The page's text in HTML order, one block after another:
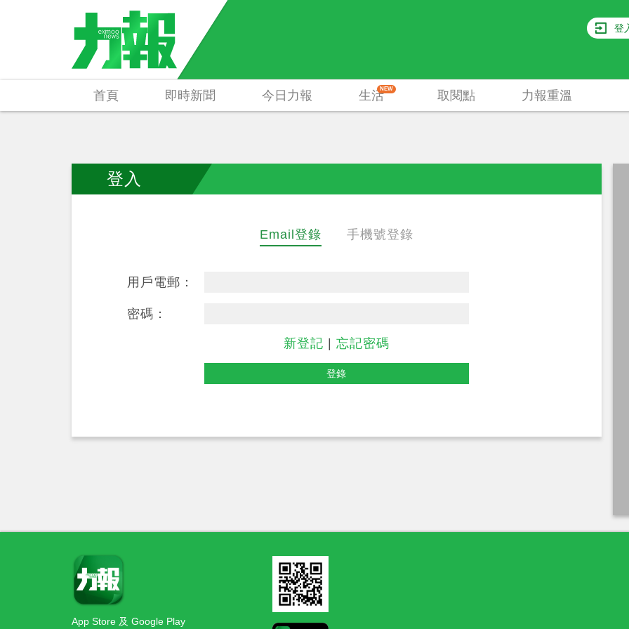
登
首頁 即時新聞 今日力報 生活NEW 取閱點 力報重溫
登入
Email登錄 手機號登錄
用戶電郵：
密碼：
新登記 忘記密碼
App Store 及 Google Play